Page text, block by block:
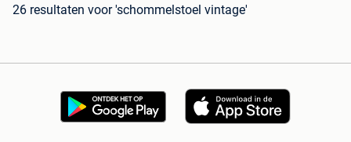
26 resultaten voor 'schommelstoel vintage'